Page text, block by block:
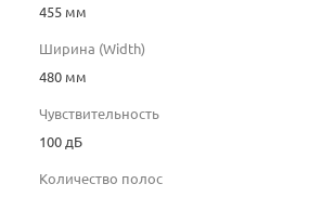
455 мм
Ширина (Width)
480 мм
Чувствительность
100 дБ
Количество полос